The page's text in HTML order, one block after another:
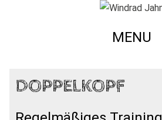
MENU
DOPPELKOPF